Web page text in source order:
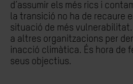
d’assumir els més rics i
la transició no ha de recaure
situació de més vulnerabilitat.
a altres organitzacions per
inacció climàtica. És hora de
seus objectius.